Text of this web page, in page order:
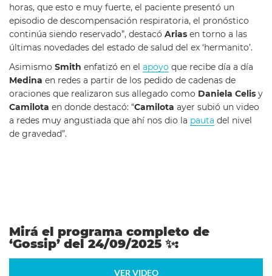
horas, que esto e muy fuerte, el paciente presentó un
episodio de descompensación respiratoria, el pronóstico
continúa siendo reservado”, destacó Arias en torno a las
últimas novedades del estado de salud del ex ‘hermanito’.
Asimismo Smith enfatizó en el apoyo que recibe día a día
Medina en redes a partir de los pedido de cadenas de
oraciones que realizaron sus allegado como Daniela Celis y
Camilota en donde destacó: “Camilota ayer subió un video
a redes muy angustiada que ahí nos dio la pauta del nivel
de gravedad”.
Mirá el programa completo de
‘Gossip’ del 24/09/2025 ✨:
VER VIDEO